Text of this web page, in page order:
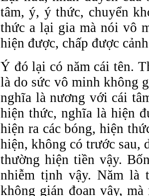
tâm, ý, ý thức, chuyển
thức a lại gia mà nói vô
hiện được, chấp được
Ý đó lại có năm cái tên.
là do sức vô minh không
nghĩa là nương với cái
hiện thức, nghĩa là hiện
hiện ra các bóng, hiện
hiện, không có trước sau,
thường hiện tiền vậy.
nhiễm tịnh vậy. Năm là
không gián đoạn vậy,